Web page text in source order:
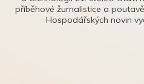
příběhové žurnalistice a
Hospodářských novin